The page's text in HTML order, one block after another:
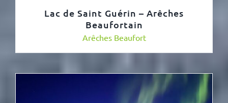
Lac de Saint Guérin – Arêches
Beaufortain
Arêches Beaufort